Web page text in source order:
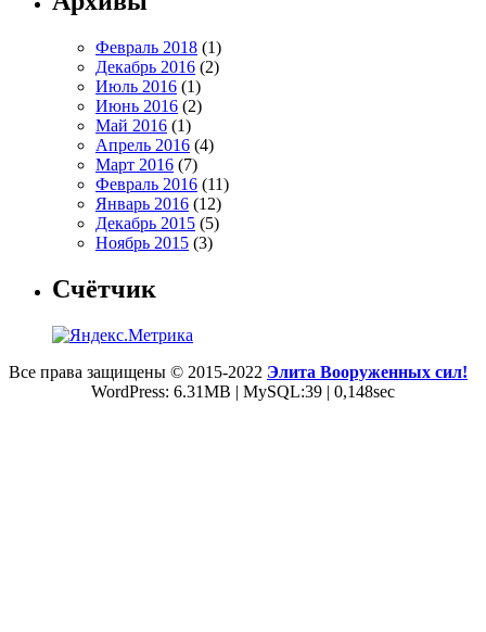
Февраль 2018 (1)
Декабрь 2016 (2)
Июль 2016 (1)
Июнь 2016 (2)
Май 2016 (1)
Апрель 2016 (4)
Март 2016 (7)
Февраль 2016 (11)
Январь 2016 (12)
Декабрь 2015 (5)
Ноябрь 2015 (3)
Счётчик
Все права защищены © 2015-2022 Элита Вооруженных сил!
WordPress: 6.31MB | MySQL:39 | 0,148sec